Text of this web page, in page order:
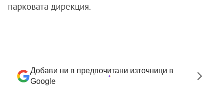
парковата дирекция.
Добави ни в предпочитани източници в
Google